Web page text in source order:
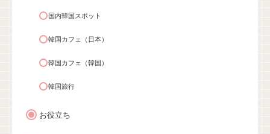
国内韓国スポット
韓国カフェ（日本）
韓国カフェ（韓国）
韓国旅行
お役立ち